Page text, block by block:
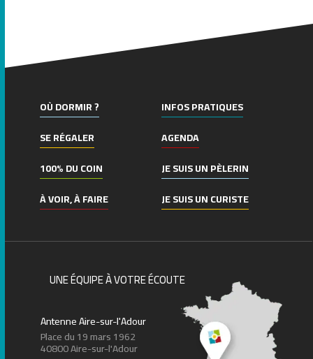
OÙ DORMIR ?
SE RÉGALER
100% DU COIN
À VOIR, À FAIRE
INFOS PRATIQUES
AGENDA
JE SUIS UN PÈLERIN
JE SUIS UN CURISTE
UNE ÉQUIPE À VOTRE ÉCOUTE
Antenne Aire-sur-l'Adour
Place du 19 mars 1962
40800 Aire-sur-l'Adour